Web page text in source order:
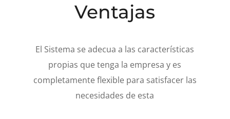
Ventajas
El Sistema se adecua a las características
propias que tenga la empresa y es
completamente flexible para satisfacer las
necesidades de esta